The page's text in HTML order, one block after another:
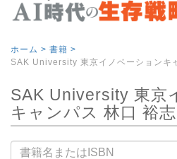
ホーム > 書籍 >
SAK University 東京イノベーションキ
SAK University 東京
キャンパス 林口 裕
書籍名